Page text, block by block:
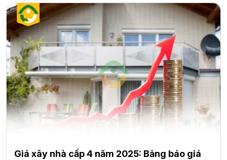
Giá xây nhà cấp 4 năm 2025: Bảng báo giá